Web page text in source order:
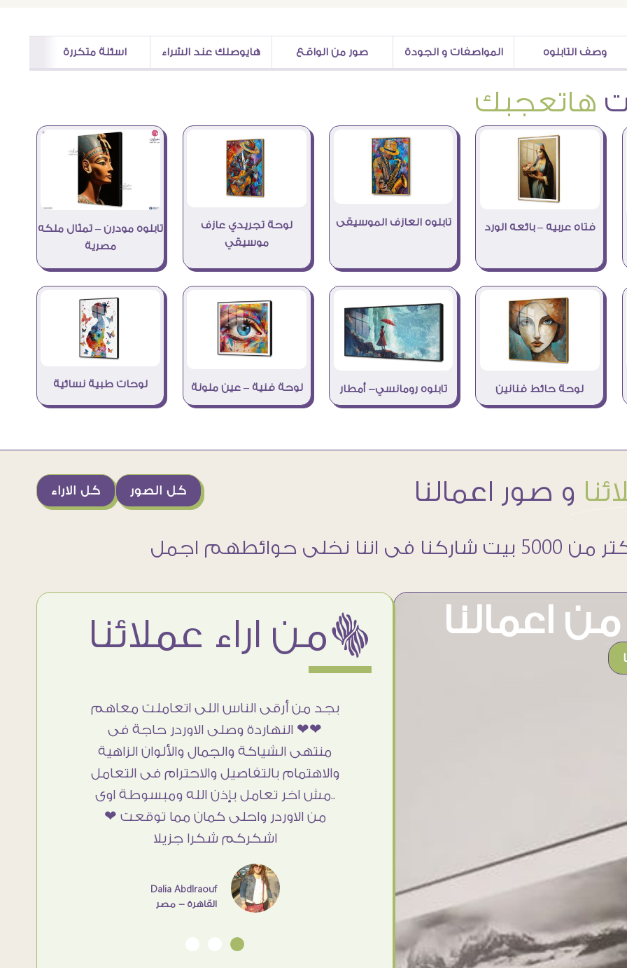
وصف التابلوه المواصفات و الجودة صور من الواقع هايوصلك عند الشراء اسئلة متكررة
هاتعجبك
فتاه عربيه – بائعه الورد تابلوه العازف الموسيقى
لوحة تجريدي عازف
موسيقي
تابلوه مودرن – تمثال ملكه
مصرية
لوحة حائط فنانين تابلوه رومانسي- أمطار لوحة فنية – عين ملونة لوحات طبية نسائية
و صور اعمالنا كل الاراء كل الصور
بيت شاركنا فى اننا نخلى حوائطهم اجمل
اعمالنا ëمن اراء عملائنا
اشكركم شكرا جزيلا
القاهرة - مصر
شغل جميل وخامات رائعه وموقع فوق
الرائع قدرت منه اني اختار التابلوهات
واركبها علي المكان بشكل مطابق جدا
للحقيقه واهتمامهم بالتفاصيل والتغليف
وإرضاء العميل والخامات والتقفيل وسرعة
التوصيل. بصراحه وبمنتهي الأمانه مكسب
كبير لاي حد يتعامل معاهم
Ahmed Elassi
بورسعيد - مصر